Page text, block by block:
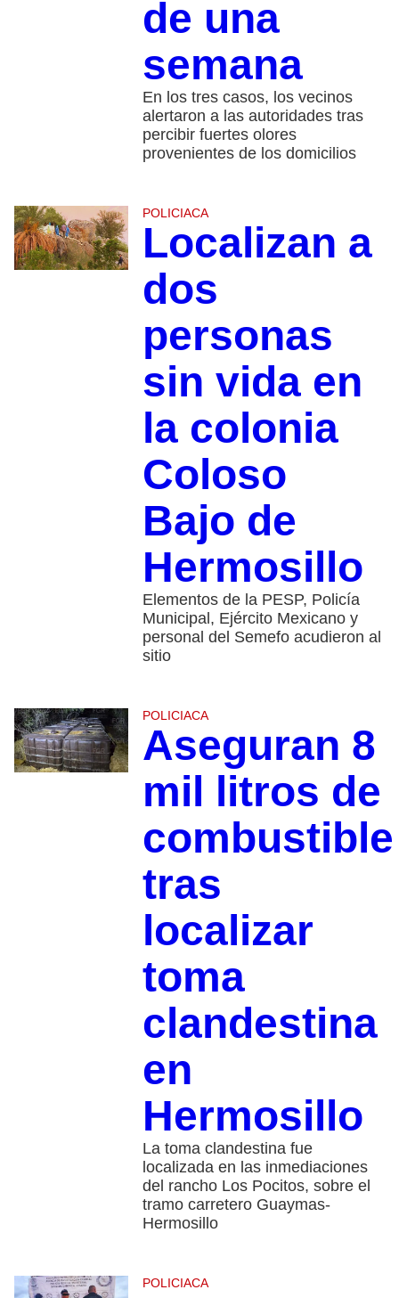
de una
semana
En los tres casos, los vecinos
alertaron a las autoridades tras
percibir fuertes olores
provenientes de los domicilios
POLICIACA
Localizan a
dos
personas
sin vida en
la colonia
Coloso
Bajo de
Hermosillo
Elementos de la PESP, Policía
Municipal, Ejército Mexicano y
personal del Semefo acudieron al
sitio
POLICIACA
Aseguran 8
mil litros de
combustible
tras
localizar
toma
clandestina
en
Hermosillo
La toma clandestina fue
localizada en las inmediaciones
del rancho Los Pocitos, sobre el
tramo carretero Guaymas-
Hermosillo
POLICIACA